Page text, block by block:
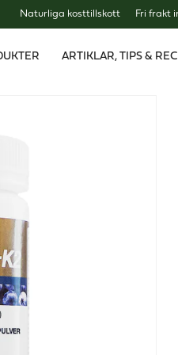
Naturliga kosttillskott Fri frakt
ARTIKLAR, TIPS &